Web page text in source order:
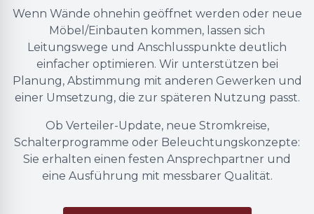
Wenn Wände ohnehin geöffnet werden oder neue
Möbel/Einbauten kommen, lassen sich
Leitungswege und Anschlusspunkte deutlich
einfacher optimieren. Wir unterstützen bei
Planung, Abstimmung mit anderen Gewerken und
einer Umsetzung, die zur späteren Nutzung passt.
Ob Verteiler-Update, neue Stromkreise,
Schalterprogramme oder Beleuchtungskonzepte:
Sie erhalten einen festen Ansprechpartner und
eine Ausführung mit messbarer Qualität.